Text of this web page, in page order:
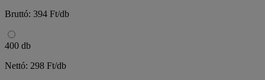
Bruttó: 394 Ft/db
400 db
Nettó: 298 Ft/db